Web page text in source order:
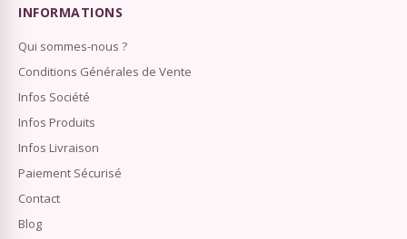
INFORMATIONS
Qui sommes-nous ?
Conditions Générales de Vente
Infos Société
Infos Produits
Infos Livraison
Paiement Sécurisé
Contact
Blog